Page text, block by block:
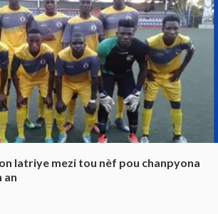
latriye mezi tou nèf pou chanpyona
an